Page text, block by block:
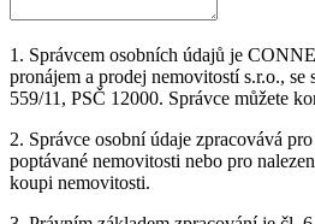
1. Správcem osobních údajů je
pronájem a prodej nemovitostí s.r.o., se
559/11, PSČ 12000. Správce můžete
2. Správce osobní údaje zpracovává
poptávané nemovitosti nebo pro
koupi nemovitosti.